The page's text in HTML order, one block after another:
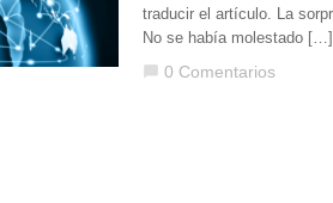
traducir el artículo. La
No se había molestado […]
chat_bubble 0 Comentarios